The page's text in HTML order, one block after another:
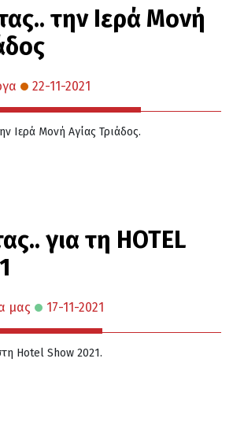
την Ιερά Μονή
22-11-2021
Ιερά Μονή Αγίας Τριάδος.
για τη HOTEL
μας 17-11-2021
Hotel Show 2021.